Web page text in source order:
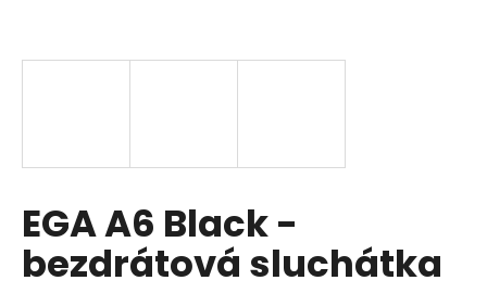
EGA A6 Black -
bezdrátová sluchátka
j
HLEDAT